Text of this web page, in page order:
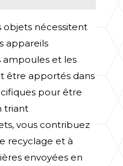
objets nécessitent
appareils
ampoules et les
être apportés dans
pour être
triant
vous contribuez
recyclage et à
envoyées en